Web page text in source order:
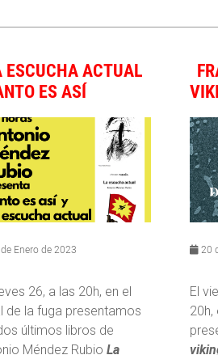
ESCUCHA ACTUAL
ES ASÍ
Enero de 2023
26, a las 20h, en el
de la fuga presentamos
últimos libros de
Méndez Rubio La
20
El
20h,